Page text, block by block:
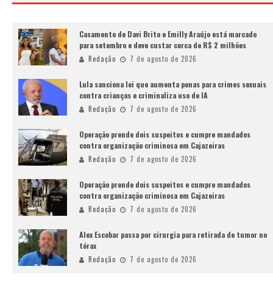
Casamento de Davi Brito e Emilly Araújo está marcado
para setembro e deve custar cerca de R$ 2 milhões
Redação 7 de agosto de 2026
Lula sanciona lei que aumenta penas para crimes sexuais
contra crianças e criminaliza uso de IA
Redação 7 de agosto de 2026
Operação prende dois suspeitos e cumpre mandados
contra organização criminosa em Cajazeiras
Redação 7 de agosto de 2026
Operação prende dois suspeitos e cumpre mandados
contra organização criminosa em Cajazeiras
Redação 7 de agosto de 2026
Alex Escobar passa por cirurgia para retirada de tumor no
tórax
Redação 7 de agosto de 2026